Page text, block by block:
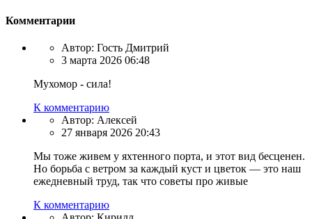
Комментарии
Автор: Гость Дмитрий
3 марта 2026 06:48
Мухомор - сила!
К комментарию
Автор: Алексей
27 января 2026 20:43
Мы тоже живем у яхтенного порта, и этот вид бесценен.
Но борьба с ветром за каждый куст и цветок — это наш
ежедневный труд, так что советы про живые
К комментарию